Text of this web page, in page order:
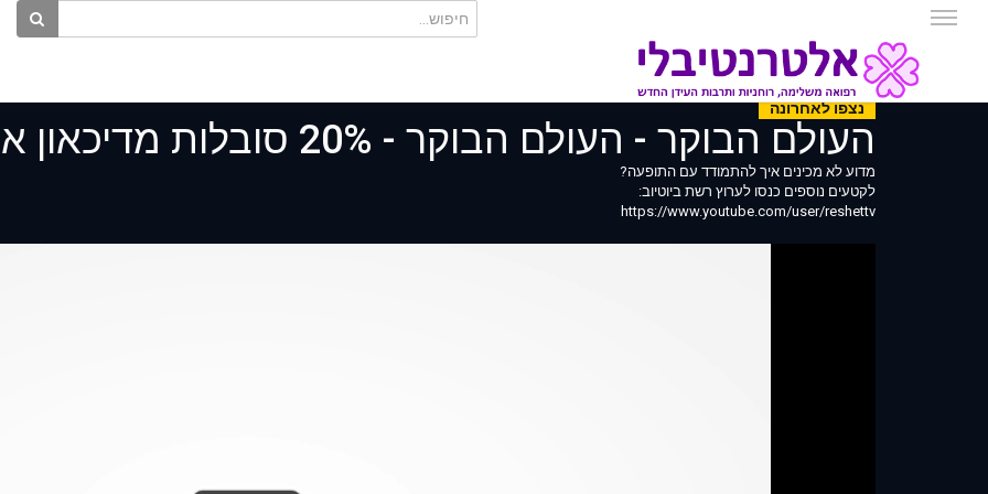
נצפו לאחרונה
העולם הבוקר - העולם הבוקר - 20% סובלות מדיכאון אחרי לידה
מדוע לא מכינים איך להתמודד עם התופעה?
לקטעים נוספים כנסו לערוץ רשת ביוטיוב:
https://www.youtube.com/user/reshettv